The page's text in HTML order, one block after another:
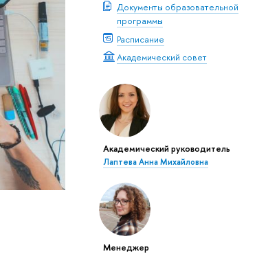
Документы образовательной
программы
Расписание
Академический совет
Академический руководитель
Лаптева Анна Михайловна
Менеджер